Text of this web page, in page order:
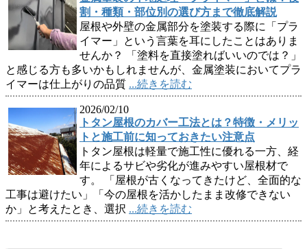
割・種類・部位別の選び方まで徹底解説
屋根や外壁の金属部分を塗装する際に「プラ
イマー」という言葉を耳にしたことはありま
せんか？ 「塗料を直接塗ればいいのでは？」
と感じる方も多いかもしれませんが、金属塗装においてプラ
イマーは仕上がりの品質 ...続きを読む
2026/02/10
トタン屋根のカバー工法とは？特徴・メリッ
トと施工前に知っておきたい注意点
トタン屋根は軽量で施工性に優れる一方、経
年によるサビや劣化が進みやすい屋根材で
す。 「屋根が古くなってきたけど、全面的な
工事は避けたい」「今の屋根を活かしたまま改修できない
か」と考えたとき、選択 ...続きを読む